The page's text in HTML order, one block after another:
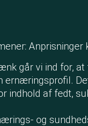
Anprisninger
går vi ind for,
ernæringsprofil.
indhold af fedt,
og